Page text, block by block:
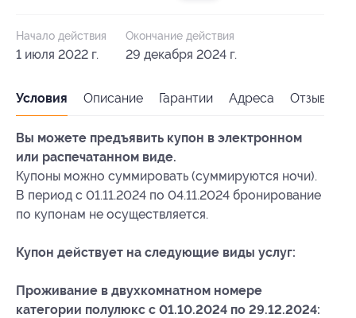
Начало действия
1 июля 2022 г.
Окончание действия
29 декабря 2024 г.
Условия Описание Гарантии Адреса Отзывы
Вы можете предъявить купон в электронном
или распечатанном виде.
Купоны можно суммировать (суммируются ночи).
В период с 01.11.2024 по 04.11.2024 бронирование
по купонам не осуществляется.
Купон действует на следующие виды услуг:
Проживание в двухкомнатном номере
категории полулюкс с 01.10.2024 по 29.12.2024: